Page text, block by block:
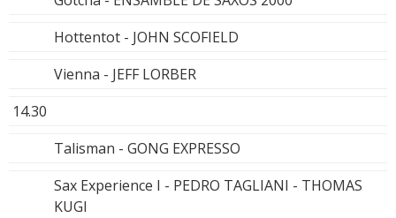
Hottentot - JOHN SCOFIELD
Vienna - JEFF LORBER
14.30
Talisman - GONG EXPRESSO
Sax Experience I - PEDRO TAGLIANI - THOMAS
KUGI